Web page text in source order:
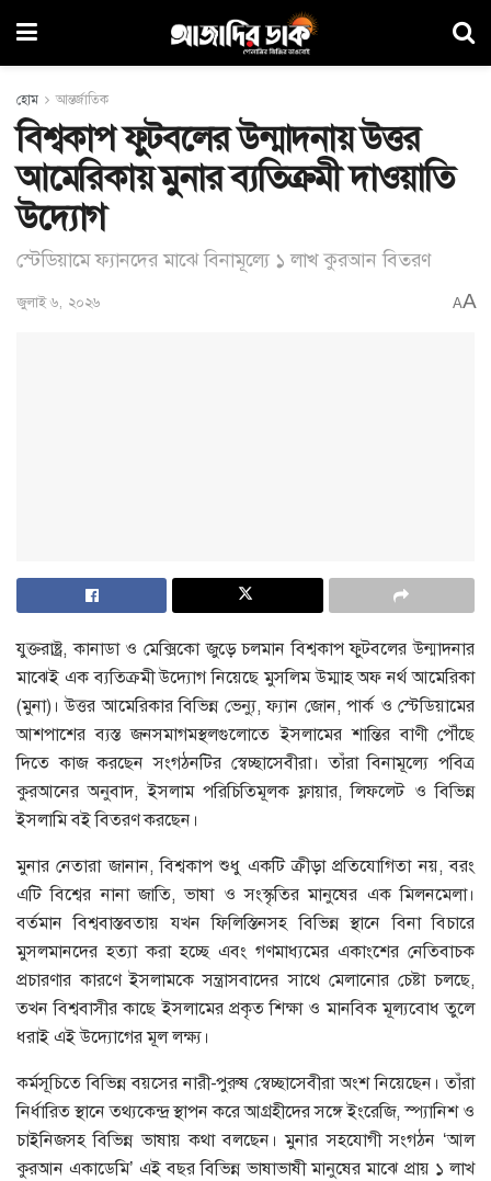
হোম আন্তর্জাতিক
বিশ্বকাপ ফুটবলের উন্মাদনায় উত্তর
আমেরিকায় মুনার ব্যতিক্রমী দাওয়াতি
উদ্যোগ
স্টেডিয়ামে ফ্যানদের মাঝে বিনামূল্যে ১ লাখ কুরআন বিতরণ
জুলাই ৬, ২০২৬ AA
যুক্তরাষ্ট্র, কানাডা ও মেক্সিকো জুড়ে চলমান বিশ্বকাপ ফুটবলের উন্মাদনার
মাঝেই এক ব্যতিক্রমী উদ্যোগ নিয়েছে মুসলিম উম্মাহ অফ নর্থ আমেরিকা
(মুনা)। উত্তর আমেরিকার বিভিন্ন ভেন্যু, ফ্যান জোন, পার্ক ও স্টেডিয়ামের
আশপাশের ব্যস্ত জনসমাগমস্থলগুলোতে ইসলামের শান্তির বাণী পৌঁছে
দিতে কাজ করছেন সংগঠনটির স্বেচ্ছাসেবীরা। তাঁরা বিনামূল্যে পবিত্র
কুরআনের অনুবাদ, ইসলাম পরিচিতিমূলক ফ্লায়ার, লিফলেট ও বিভিন্ন
ইসলামি বই বিতরণ করছেন।
মুনার নেতারা জানান, বিশ্বকাপ শুধু একটি ক্রীড়া প্রতিযোগিতা নয়, বরং
এটি বিশ্বের নানা জাতি, ভাষা ও সংস্কৃতির মানুষের এক মিলনমেলা।
বর্তমান বিশ্ববাস্তবতায় যখন ফিলিস্তিনসহ বিভিন্ন স্থানে বিনা বিচারে
মুসলমানদের হত্যা করা হচ্ছে এবং গণমাধ্যমের একাংশের নেতিবাচক
প্রচারণার কারণে ইসলামকে সন্ত্রাসবাদের সাথে মেলানোর চেষ্টা চলছে,
তখন বিশ্ববাসীর কাছে ইসলামের প্রকৃত শিক্ষা ও মানবিক মূল্যবোধ তুলে
ধরাই এই উদ্যোগের মূল লক্ষ্য।
কর্মসূচিতে বিভিন্ন বয়সের নারী-পুরুষ স্বেচ্ছাসেবীরা অংশ নিয়েছেন। তাঁরা
নির্ধারিত স্থানে তথ্যকেন্দ্র স্থাপন করে আগ্রহীদের সঙ্গে ইংরেজি, স্প্যানিশ ও
চাইনিজসহ বিভিন্ন ভাষায় কথা বলছেন। মুনার সহযোগী সংগঠন ‘আল
কুরআন একাডেমি’ এই বছর বিভিন্ন ভাষাভাষী মানুষের মাঝে প্রায় ১ লাখ